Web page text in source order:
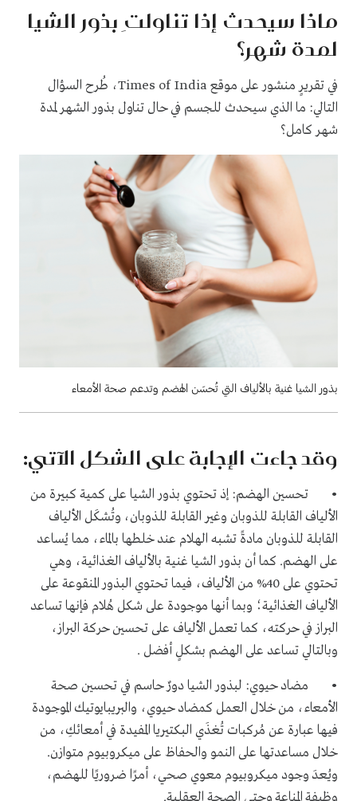
ماذا سيحدث إذا تناولتِ بذور الشيا
لمدة شهر؟
في تقريرٍ منشور على موقع Times of India، طُرح السؤال
التالي: ما الذي سيحدث للجسم في حال تناول بذور الشهر لمدة
شهر كامل؟
بذور الشيا غنية بالألياف التي تُحسَن الهضم وتدعم صحة الأمعاء
وقد جاءت الإجابة على الشكل الآتي:
• تحسين الهضم: إذ تحتوي بذور الشيا على كمية كبيرة من
الألياف القابلة للذوبان وغير القابلة للذوبان، وتُشكَل الألياف
القابلة للذوبان مادةً تشبه الهلام عند خلطها بالماء، مما يُساعد
على الهضم. كما أن بذور الشيا غنية بالألياف الغذائية، وهي
تحتوي على 40% من الألياف، فيما تحتوي البذور المنقوعة على
الألياف الغذائية؛ وبما أنها موجودة على شكل هُلام فإنها تساعد
البراز في حركته، كما تعمل الألياف على تحسين حركة البراز،
وبالتالي تساعد على الهضم بشكلٍ أفضل .
• مضاد حيوي: لبذور الشيا دورٌ حاسم في تحسين صحة
الأمعاء، من خلال العمل كمضاد حيوي، والبريبايوتيك الموجودة
فيها عبارة عن مُركبات تُغذَي البكتيريا المفيدة في أمعائكِ، من
خلال مساعدتها على النمو والحفاظ على ميكروبيوم متوازن.
ويُعدَ وجود ميكروبيوم معوي صحي، أمرًا ضروريًا للهضم،
وظيفة المناعة وحتى الصحة العقلية.